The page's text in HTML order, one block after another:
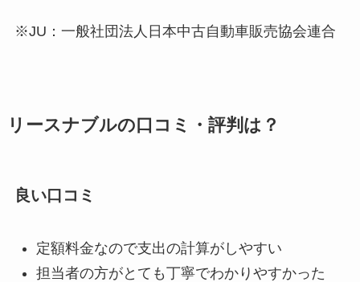
※JU：一般社団法人日本中古自動車販売協会連合
リースナブルの口コミ・評判は？
良い口コミ
定額料金なので支出の計算がしやすい
担当者の方がとても丁寧でわかりやすかった